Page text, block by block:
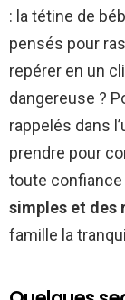
: la tétine de
pensés pour
repérer en un
dangereuse ?
rappelés dans
prendre pour
toute confiance
simples et des
famille la